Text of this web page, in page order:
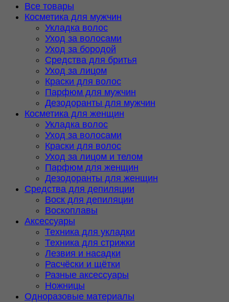
Все товары
Косметика для мужчин
Укладка волос
Уход за волосами
Уход за бородой
Средства для бритья
Уход за лицом
Краски для волос
Парфюм для мужчин
Дезодоранты для мужчин
Косметика для женщин
Укладка волос
Уход за волосами
Краски для волос
Уход за лицом и телом
Парфюм для женщин
Дезодоранты для женщин
Средства для депиляции
Воск для депиляции
Воскоплавы
Аксессуары
Техника для укладки
Техника для стрижки
Лезвия и насадки
Расчёски и щётки
Разные аксессуары
Ножницы
Одноразовые материалы